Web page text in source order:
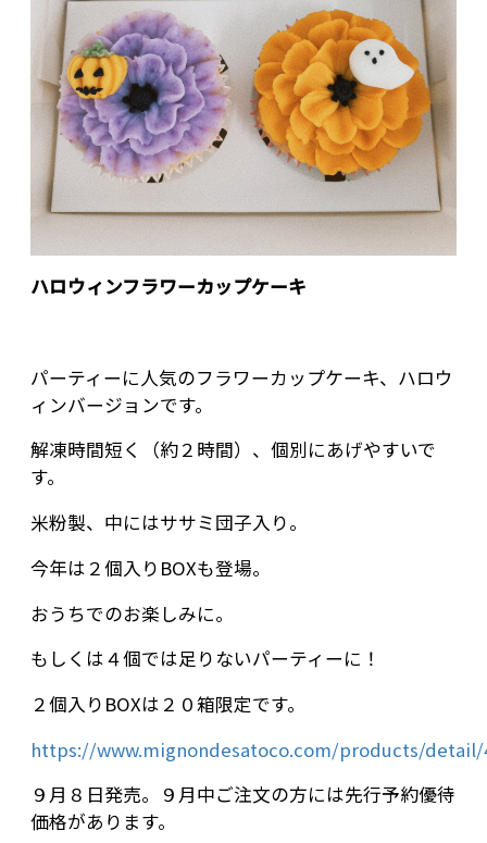
ハロウィンフラワーカップケーキ
パーティーに人気のフラワーカップケーキ、ハロウ
ィンバージョンです。
解凍時間短く（約２時間）、個別にあげやすいで
す。
米粉製、中にはササミ団子入り。
今年は２個入りBOXも登場。
おうちでのお楽しみに。
もしくは４個では足りないパーティーに！
２個入りBOXは２０箱限定です。
https://www.mignondesatoco.com/products/detail/
９月８日発売。９月中ご注文の方には先行予約優待
価格があります。